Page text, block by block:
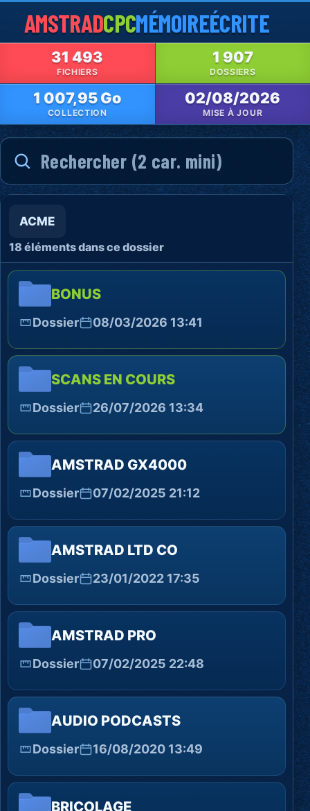
AMSTRADCPCMÉMOIREÉCRITE
31 493
FICHIERS
1 907
DOSSIERS
1 007,95 Go
COLLECTION
02/08/2026
MISE À JOUR
ACME
18 éléments dans ce dossier
BONUS
Dossier 08/03/2026 13:41
SCANS EN COURS
Dossier 26/07/2026 13:34
AMSTRAD GX4000
Dossier 07/02/2025 21:12
AMSTRAD LTD CO
Dossier 23/01/2022 17:35
AMSTRAD PRO
Dossier 07/02/2025 22:48
AUDIO PODCASTS
Dossier 16/08/2020 13:49
BRICOLAGE